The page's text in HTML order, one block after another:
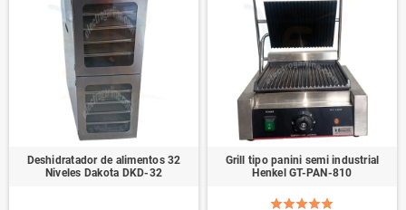
Deshidratador de alimentos 32
Niveles Dakota DKD-32
Grill tipo panini semi industrial
Henkel GT-PAN-810